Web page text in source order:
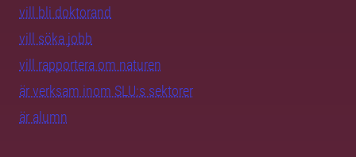
vill bli doktorand
vill söka jobb
vill rapportera om naturen
är verksam inom SLU:s sektorer
är alumn